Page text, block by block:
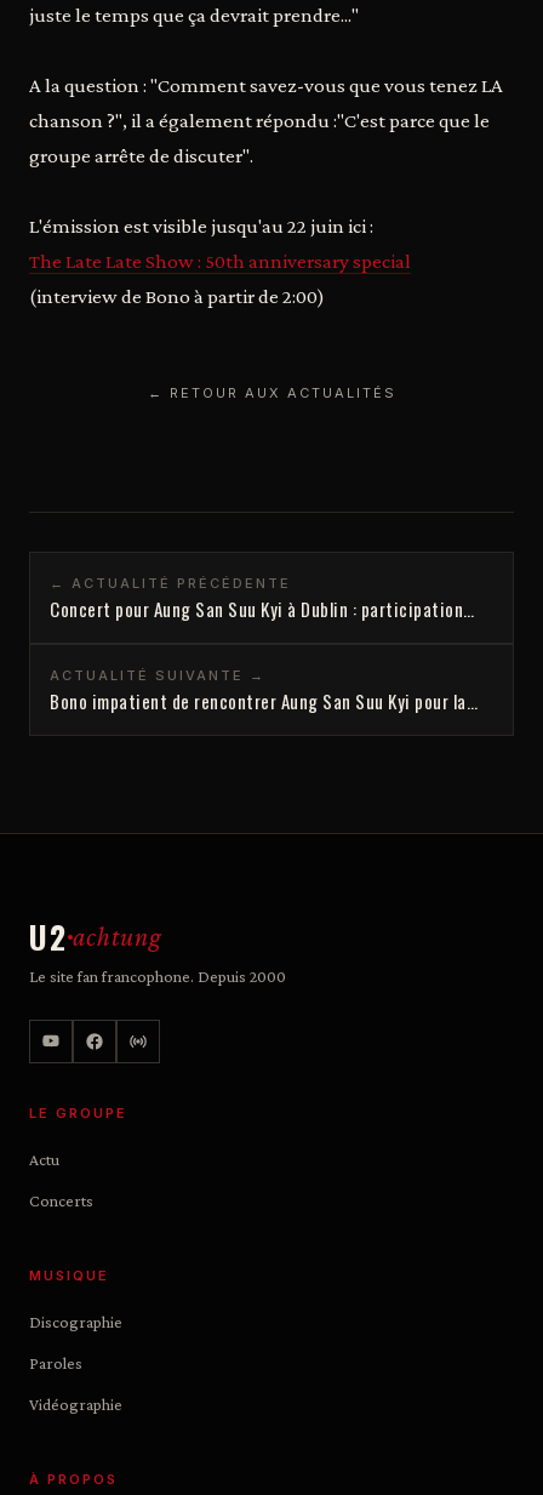
juste le temps que ça devrait prendre..."
A la question : "Comment savez-vous que vous tenez LA
chanson ?", il a également répondu :"C'est parce que le
groupe arrête de discuter".
L'émission est visible jusqu'au 22 juin ici :
The Late Late Show : 50th anniversary special
(interview de Bono à partir de 2:00)
← RETOUR AUX ACTUALITÉS
← ACTUALITÉ PRÉCÉDENTE
Concert pour Aung San Suu Kyi à Dublin : participation…
ACTUALITÉ SUIVANTE →
Bono impatient de rencontrer Aung San Suu Kyi pour la…
U2 achtung
Le site fan francophone. Depuis 2000
LE GROUPE
Actu
Concerts
MUSIQUE
Discographie
Paroles
Vidéographie
À PROPOS